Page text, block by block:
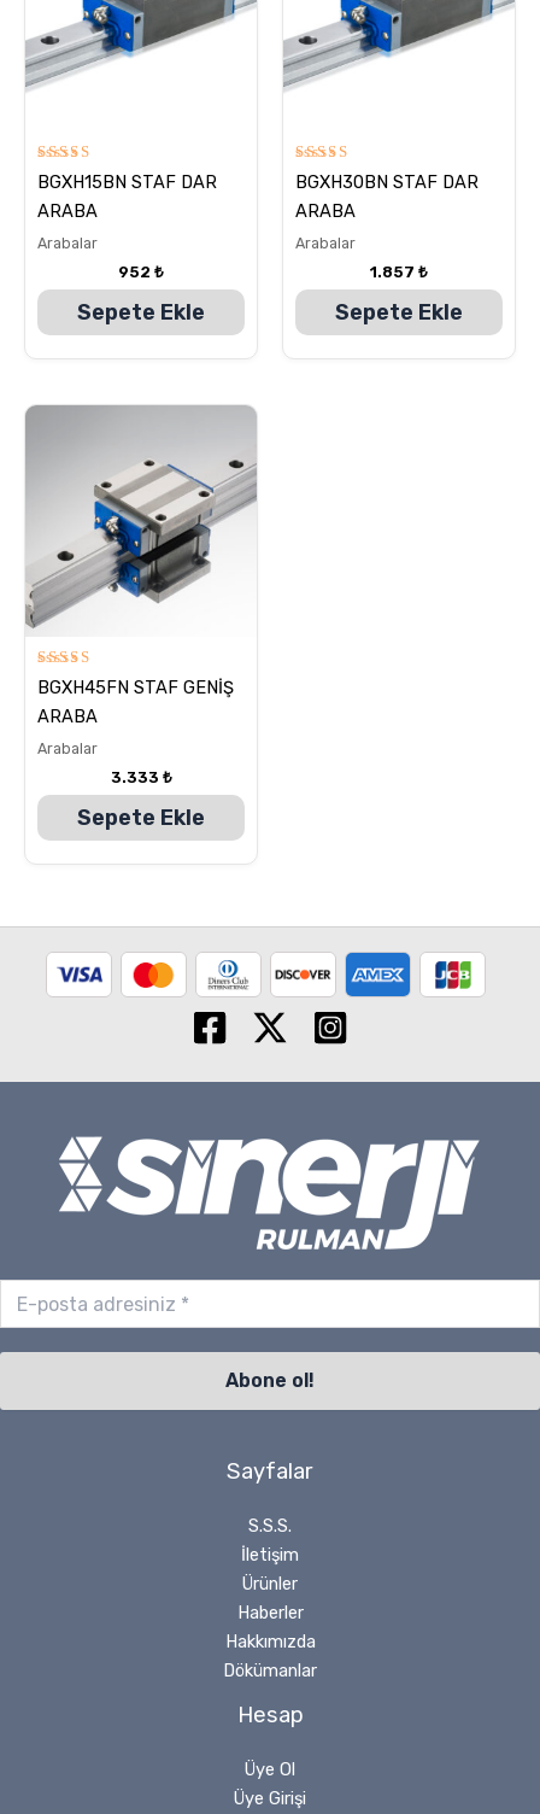
5
üzerinden
5.00
oy aldı
BGXH15BN STAF DAR
ARABA
Arabalar
952 ₺
Sepete Ekle
5
üzerinden
5.00
oy aldı
BGXH30BN STAF DAR
ARABA
Arabalar
1.857 ₺
Sepete Ekle
5
üzerinden
5.00
oy aldı
BGXH45FN STAF GENİŞ
ARABA
Arabalar
3.333 ₺
Sepete Ekle
Sayfalar
S.S.S.
İletişim
Ürünler
Haberler
Hakkımızda
Dökümanlar
Hesap
Üye Ol
Üye Girişi